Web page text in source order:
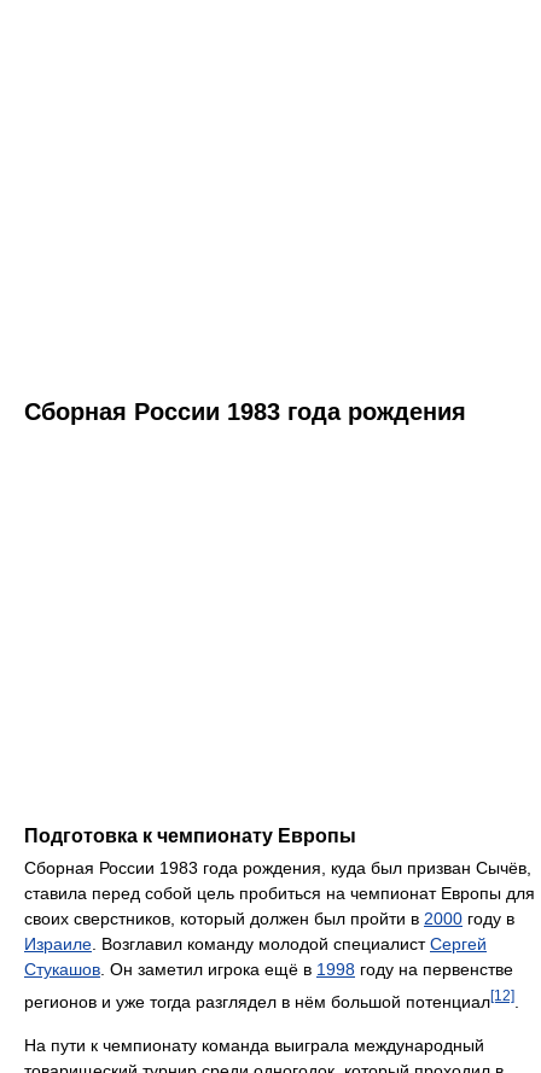
Сборная России 1983 года рождения
Подготовка к чемпионату Европы
Сборная России 1983 года рождения, куда был призван Сычёв,
ставила перед собой цель пробиться на чемпионат Европы для
своих сверстников, который должен был пройти в 2000 году в
Израиле. Возглавил команду молодой специалистСергей
Стукашов. Он заметил игрока ещё в 1998 году на первенстве
регионов и уже тогда разглядел в нём большой потенциал[12]
На пути к чемпионату команда выиграла международный